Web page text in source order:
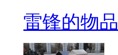
雷锋的物品